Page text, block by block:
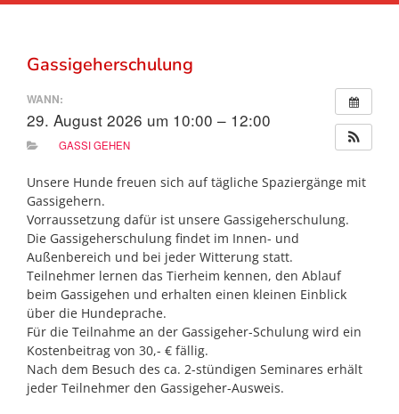
Gassigeherschulung
WANN:
29. August 2026 um 10:00 – 12:00
GASSI GEHEN
Unsere Hunde freuen sich auf tägliche Spaziergänge mit
Gassigehern.
Vorraussetzung dafür ist unsere Gassigeherschulung.
Die Gassigeherschulung findet im Innen- und
Außenbereich und bei jeder Witterung statt.
Teilnehmer lernen das Tierheim kennen, den Ablauf
beim Gassigehen und erhalten einen kleinen Einblick
über die Hundeprache.
Für die Teilnahme an der Gassigeher-Schulung wird ein
Kostenbeitrag von 30,- € fällig.
Nach dem Besuch des ca. 2-stündigen Seminares erhält
jeder Teilnehmer den Gassigeher-Ausweis.